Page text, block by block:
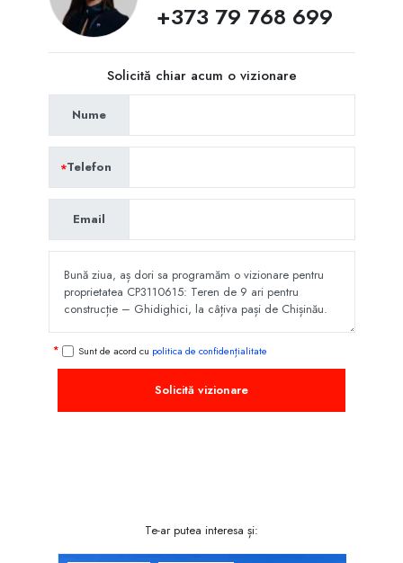
+373 79 768 699
Solicită chiar acum o vizionare
Nume
Telefon
Email
Sunt de acord cu politica de confidențialitate
Solicită vizionare
Te-ar putea interesa și: